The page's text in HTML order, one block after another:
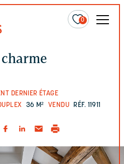
0
DERNIER ÉTAGE
36 M² VENDU RÉF. 11911